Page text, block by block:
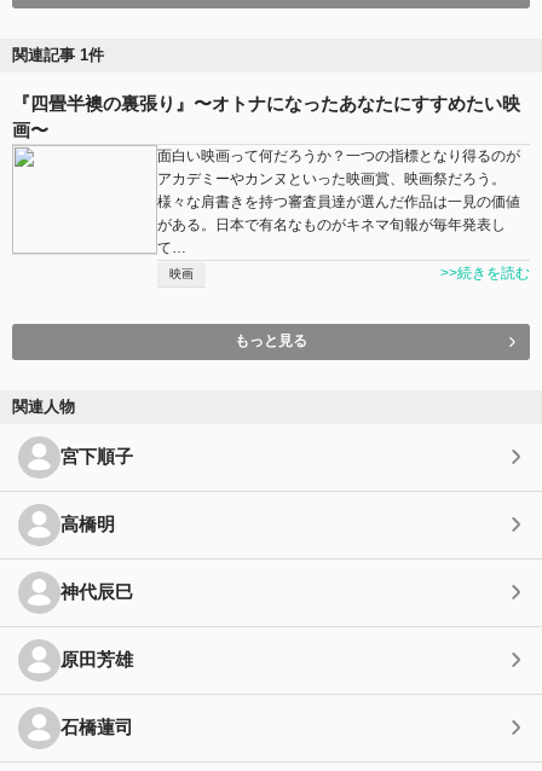
関連記事 1件
『四畳半襖の裏張り』〜オトナになったあなたにすすめたい映
画〜
面白い映画って何だろうか？一つの指標となり得るのが
アカデミーやカンヌといった映画賞、映画祭だろう。
様々な肩書きを持つ審査員達が選んだ作品は一見の価値
がある。日本で有名なものがキネマ旬報が毎年発表し
て…
映画 >>続きを読む
もっと見る
関連人物
宮下順子
高橋明
神代辰巳
原田芳雄
石橋蓮司